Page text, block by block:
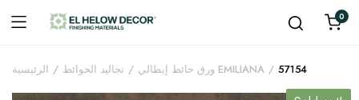
0
الرئيسية تجاليد الحوائط ورق حائط إيطالي EMILIANA 57154